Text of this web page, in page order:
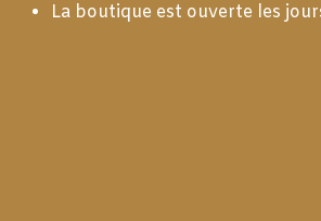
La boutique est ouverte les